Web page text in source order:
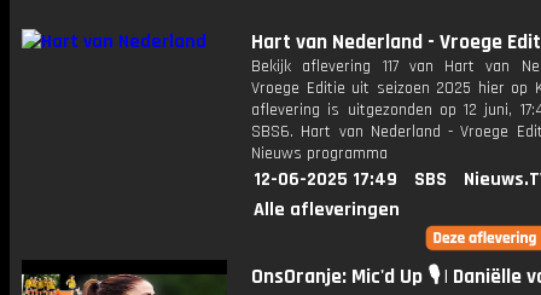
Hart van Nederland - Vroege
Bekijk aflevering 117 van Hart van
Vroege Editie uit seizoen 2025 hier op
aflevering is uitgezonden op 12 juni,
SBS6. Hart van Nederland - Vroege
Nieuws programma
12-06-2025 17:49 SBS
Alle afleveringen
OnsOranje: Mic'd Up 🎙 | Daniëlle